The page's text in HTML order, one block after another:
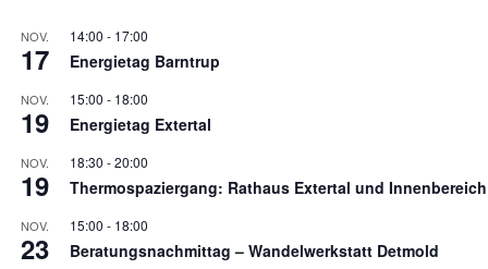
NOV.
17
14:00 - 17:00
Energietag Barntrup
NOV.
19
15:00 - 18:00
Energietag Extertal
NOV.
19
18:30 -20:00
Thermospaziergang: Rathaus Extertal und Innenbereich
NOV.
23
15:00 - 18:00
Beratungsnachmittag – Wandelwerkstatt Detmold